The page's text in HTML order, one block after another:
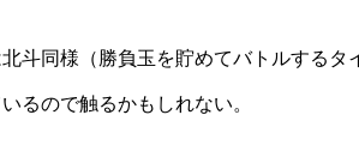
斗同様（勝負玉を貯めてバトルする
るので触るかもしれない。